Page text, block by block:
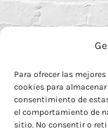
Para ofrecer las
cookies para
consentimiento de
el comportamiento de
sitio. No consentir o